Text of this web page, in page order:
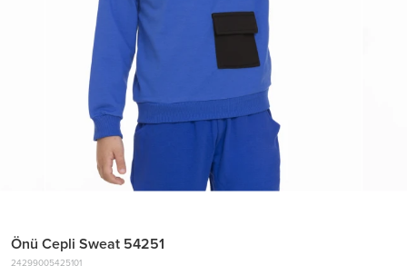
Önü Cepli Sweat 54251
24299005425101